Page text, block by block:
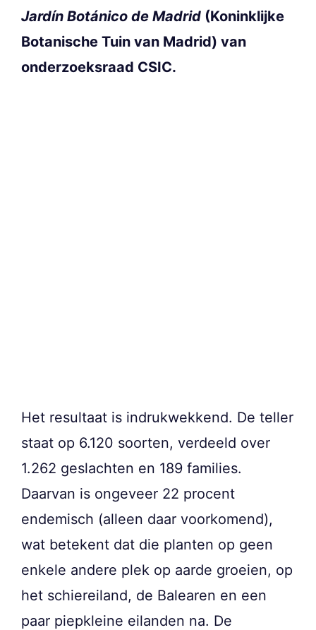
Jardín Botánico de Madrid (Koninklijke
Botanische Tuin van Madrid) van
onderzoeksraad CSIC.
Het resultaat is indrukwekkend. De teller
staat op 6.120 soorten, verdeeld over
1.262 geslachten en 189 families.
Daarvan is ongeveer 22 procent
endemisch (alleen daar voorkomend),
wat betekent dat die planten op geen
enkele andere plek op aarde groeien, op
het schiereiland, de Balearen en een
paar piepkleine eilanden na. De